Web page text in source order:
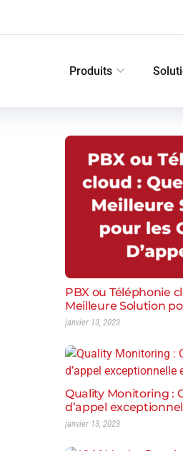
Produits
PBX ou Téléphonie
Meilleure Solution
janvier 13, 2023
Quality Monitoring :
d’appel
janvier 13, 2023